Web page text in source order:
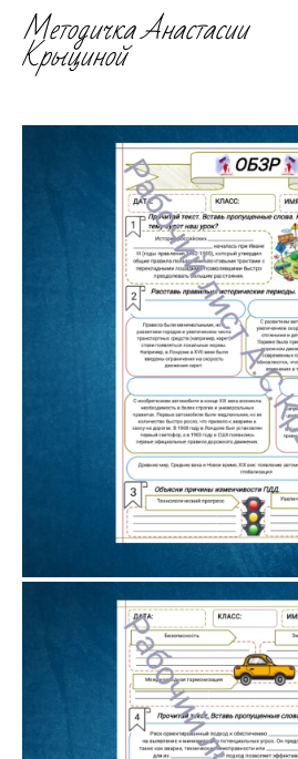
Методичка Анастасии
Крыциной